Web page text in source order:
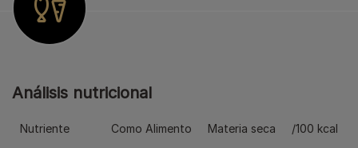
Análisis nutricional
Nutriente Como Alimento Materia seca /100 kcal